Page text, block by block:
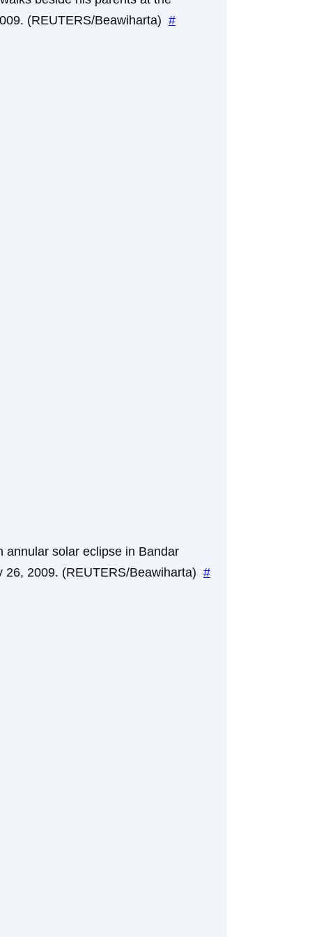
(REUTERS/Beawiharta) #
annular solar eclipse in Bandar
2009. (REUTERS/Beawiharta) #